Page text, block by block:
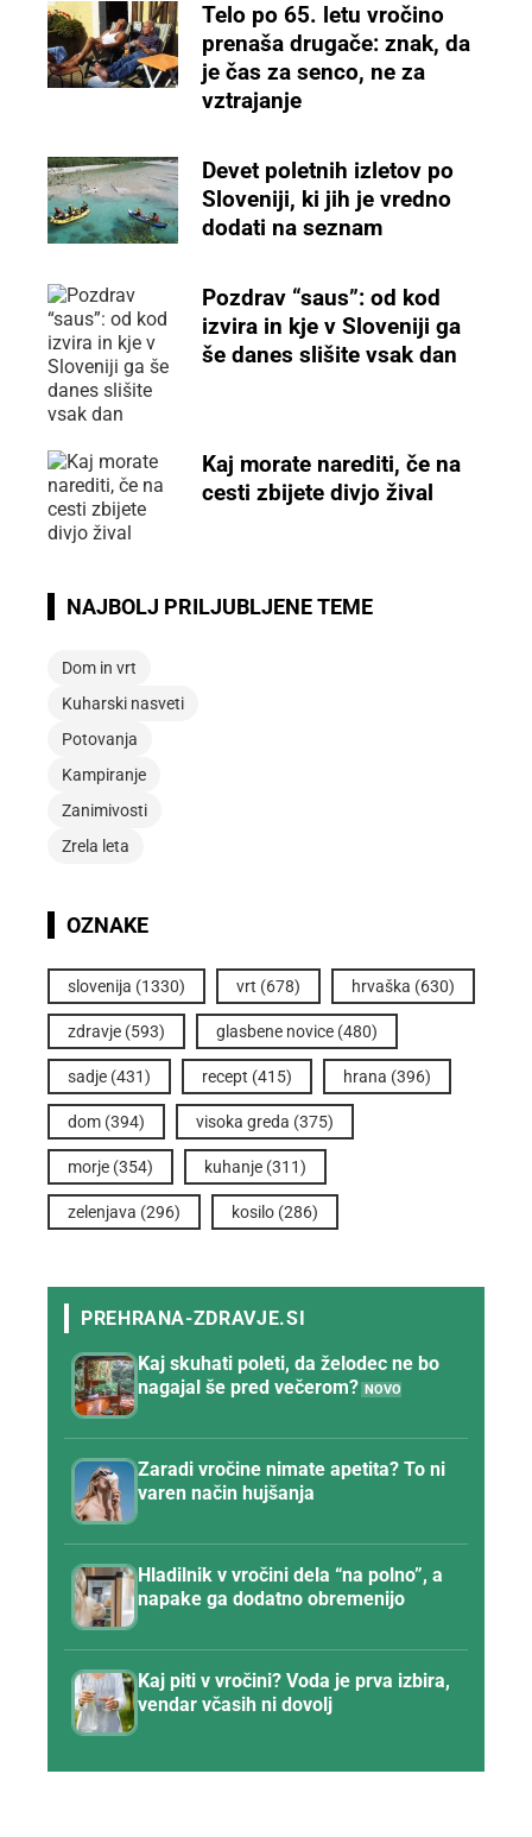
Telo po 65. letu vročino
prenaša drugače: znak, da
je čas za senco, ne za
vztrajanje
Devet poletnih izletov po
Sloveniji, ki jih je vredno
dodati na seznam
Pozdrav “saus”: od kod
izvira in kje v Sloveniji ga
še danes slišite vsak dan
Kaj morate narediti, če na
cesti zbijete divjo žival
NAJBOLJ PRILJUBLJENE TEME
Dom in vrt
Kuharski nasveti
Potovanja
Kampiranje
Zanimivosti
Zrela leta
OZNAKE
slovenija (1330) vrt (678) hrvaška (630)
zdravje (593) glasbene novice (480)
sadje (431) recept (415) hrana (396)
dom (394) visoka greda (375)
morje (354) kuhanje (311)
zelenjava (296) kosilo (286)
Kaj skuhati poleti, da želodec ne bo
nagajal še pred večerom?
Zaradi vročine nimate apetita? To ni
varen način hujšanja
Hladilnik v vročini dela “na polno”, a
napake ga dodatno obremenijo
Kaj piti v vročini? Voda je prva izbira,
vendar včasih ni dovolj